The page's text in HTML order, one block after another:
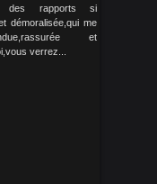
des rapports si
démoralisée,qui me
et
verrez...